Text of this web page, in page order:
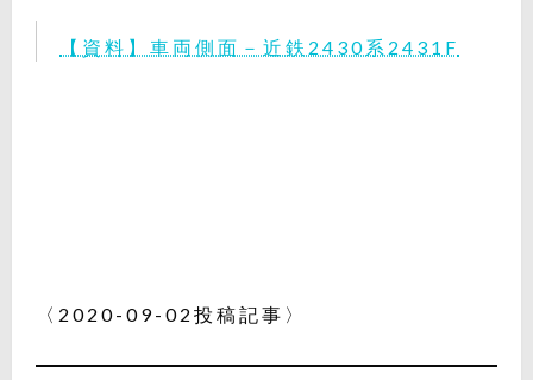
【資料】車両側面－近鉄2430系2431F
〈2020-09-02投稿記事〉